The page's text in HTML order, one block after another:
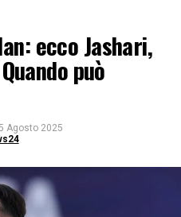
ecco Jashari,
può
5 Agosto 2025